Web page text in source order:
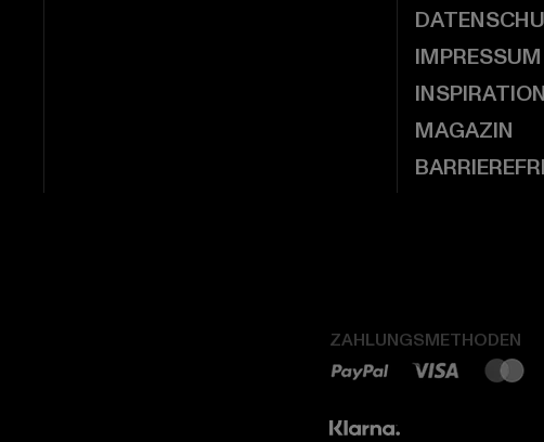
IMPRESSUM
INSPIRATION
MAGAZIN
ZAHLUNGSMETHODEN